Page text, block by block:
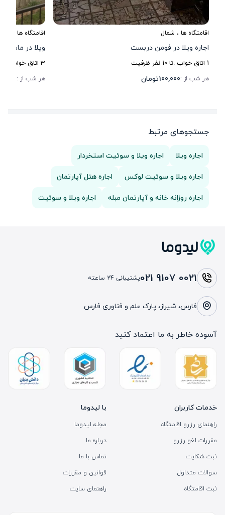
اقامتگاه ها ، شمال
اجاره ویلا در فومن دربست
1 اتاق خواب .تا10 نفر ظرفیت
هر شب از :100,000تومان
اقامتگاه ها
ویلا در
3 اتاق خواب .
هر شب از :
جستجوهای مرتبط
اجاره ویلا
اجاره ویلا و سوئیت استخردار
اجاره ویلا و سوئیت لوکس
اجاره هتل آپارتمان
اجاره روزانه خانه و آپارتمان مبله
اجاره ویلا و سوئیت
خدمات کاربران
راهنمای رزرو اقامتگاه
مقررات لغو رزرو
ثبت شکایت
سوالات متداول
ثبت اقامتگاه
با لیدوما
مجله لیدوما
درباره ما
تماس با ما
قوانین و مقررات
راهنمای سایت
021 9107 0021پشتیبانی 24 ساعته
فارس، شیراز، پارک علم و فناوری فارس
آسوده خاطر به ما اعتماد کنید